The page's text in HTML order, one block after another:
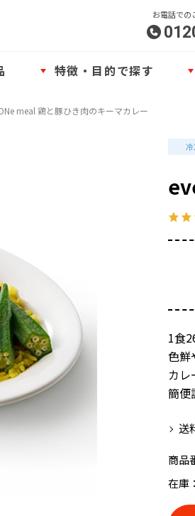
お電話での
特徴・目的で探す
meal 鶏と豚ひき肉のキーマカレー
1食
色鮮
カレ
簡便
送
商品
在庫：